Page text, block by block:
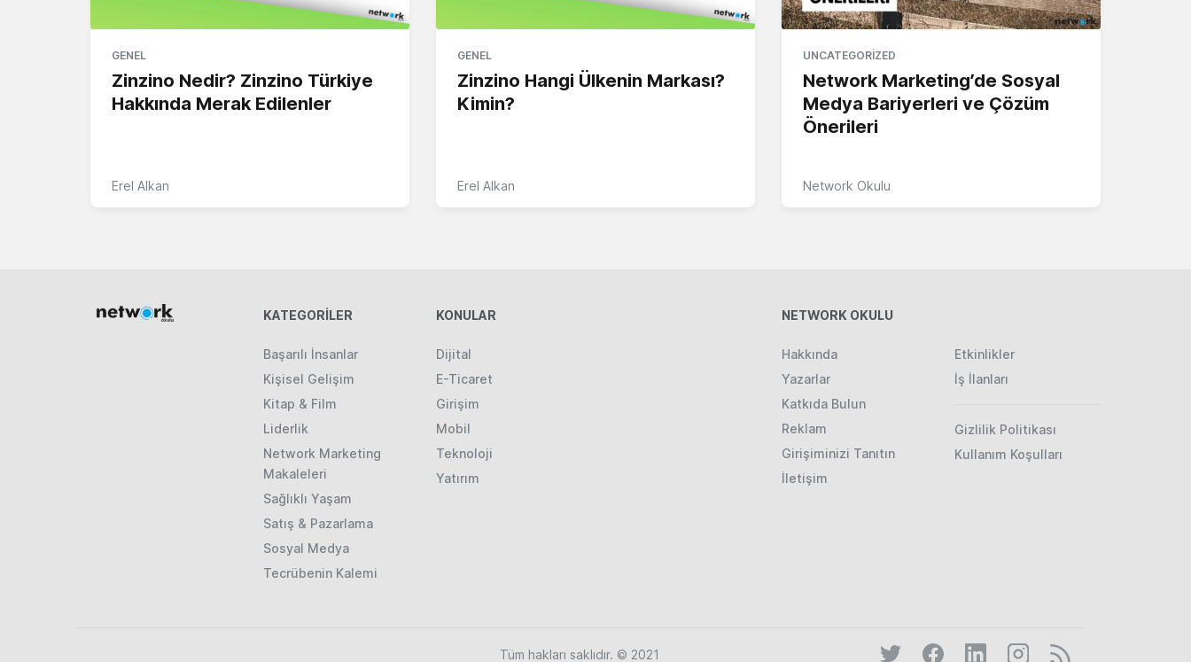
GENEL
Zinzino Nedir? Zinzino Türkiye
Hakkında Merak Edilenler
Erel Alkan
GENEL
Zinzino Hangi Ülkenin Markası?
Kimin?
Erel Alkan
UNCATEGORIZED
Network Marketing’de Sosyal
Medya Bariyerleri ve Çözüm
Önerileri
Network Okulu
KATEGORILER
Başarılı İnsanlar
Kişisel Gelişim
Kitap & Film
Liderlik
Network Marketing
Makaleleri
Sağlıklı Yaşam
Satış & Pazarlama
Sosyal Medya
Tecrübenin Kalemi
KONULAR
Dijital
E-Ticaret
Girişim
Mobil
Teknoloji
Yatırım
NETWORK OKULU
Hakkında
Yazarlar
Katkıda Bulun
Reklam
Girişiminizi Tanıtın
İletişim
Etkinlikler
İş İlanları
Gizlilik Politikası
Kullanım Koşulları
Tüm hakları saklıdır. © 2021